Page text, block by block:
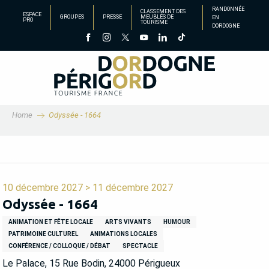
principal
ESPACE
PRO
GROUPES PRESSE
CLASSEMENT DES
MEUBLÉS DE
TOURISME
RANDONNÉE
EN
DORDOGNE
Home Odyssée - 1664
10 décembre 2027 > 11 décembre 2027
Odyssée - 1664
ANIMATION ET FÊTE LOCALE ARTS VIVANTS
HUMOUR
PATRIMOINE CULTUREL
ANIMATIONS LOCALES
CONFÉRENCE / COLLOQUE / DÉBAT
SPECTACLE
Le Palace, 15 Rue Bodin, 24000 Périgueux